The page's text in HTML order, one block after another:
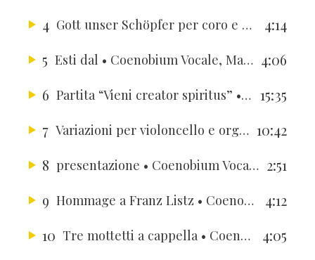
4
Gott unser Schöpfer per coro e organo •
4:14
5 Esti dal • Coenobium Vocale, Maria Dal Bianco, Zsolt Gárdonyi, Julius Berger, Hyung-Jung Berger
4:06
6 Partita “Vieni creator spiritus” • Coenobium Vocale, Maria Dal Bianco, Zsolt Gárdonyi, Julius Berger, Hyung-Jung Berger
15:35
7
Variazioni per violoncello e organo •
10:42
8 presentazione • Coenobium Vocale, Maria Dal Bianco, Zsolt Gárdonyi, Julius Berger, Hyung-Jung Berger
2:51
9 Hommage a Franz Listz • Coenobium Vocale, Maria Dal Bianco, Zsolt Gárdonyi, Julius Berger, Hyung-Jung Berger
4:12
10 Tre mottetti a cappella • Coenobium Vocale, Maria Dal Bianco, Zsolt Gárdonyi, Julius Berger, Hyung-Jung Berger
4:05